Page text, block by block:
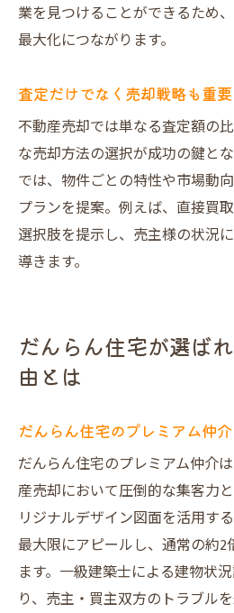
業を見つけることができるため
最大化につながります。
査定だけでなく売却戦略も重
不動産売却では単なる査定額の
な売却方法の選択が成功の鍵と
では、物件ごとの特性や市場動
プランを提案。例えば、直接買
選択肢を提示し、売主様の状況
導きます。
だんらん住宅が選ば
由とは
だんらん住宅のプレミアム仲
だんらん住宅のプレミアム仲介
産売却において圧倒的な集客力
リジナルデザイン図面を活用す
最大限にアピールし、通常の約
ます。一級建築士による建物状
り、売主・買主双方のトラブル